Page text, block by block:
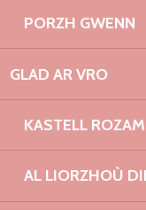
PORZH GWENN
GLAD AR VRO
KASTELL
AL LIORZHOÙ
retour